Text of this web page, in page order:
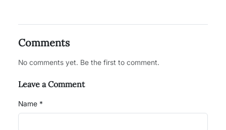
Comments
No comments yet. Be the first to comment.
Leave a Comment
Name *